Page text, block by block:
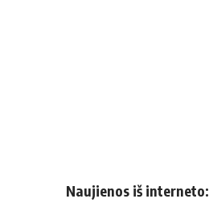
Naujienos iš interneto: